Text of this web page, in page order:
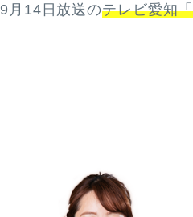
9月14日放送のテレビ愛知